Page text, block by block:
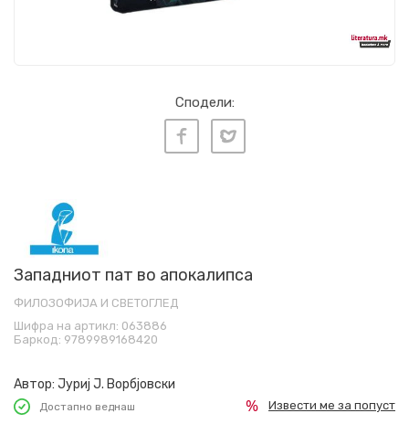
Сподели:
Западниот пат во апокалипса
ФИЛОЗОФИЈА И СВЕТОГЛЕД
Шифра на артикл: 063886
Баркод: 9789989168420
Автор: Јуриј Ј. Ворбјовски
Достапно веднаш Извести ме за попуст